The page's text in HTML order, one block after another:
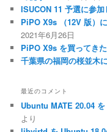
ISUCON 11 予選に参加
PiPO X9s （12V 版）
2021年6月26日
PiPO X9s を買ってきた
千葉県の福岡の桜並木
最近のコメント
Ubuntu MATE 20.04
より